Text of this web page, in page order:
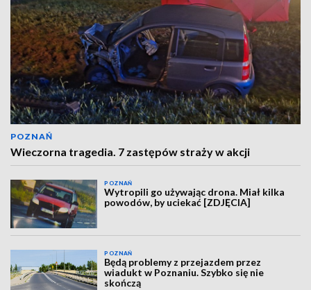
POZNAŃ
Wieczorna tragedia. 7 zastępów straży w akcji
POZNAŃ
Wytropili go używając drona. Miał kilka
powodów, by uciekać [ZDJĘCIA]
POZNAŃ
Będą problemy z przejazdem przez
wiadukt w Poznaniu. Szybko się nie
skończą